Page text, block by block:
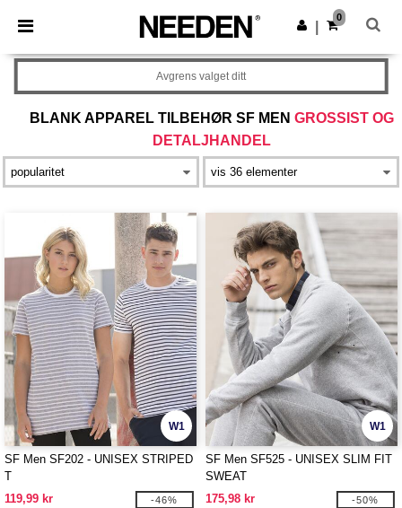
× Needen-app
Bedre priser i appen!
Last ned app
0
BLANK APPAREL TILBEHØR SF MEN GROSSIST OG
DETALJHANDEL
Avgrens valget ditt
W1
SF Men SF202 - UNISEX STRIPED
T
119,99 kr
-46%
W1
SF Men SF525 - UNISEX SLIM FIT
SWEAT
175,98 kr
-50%